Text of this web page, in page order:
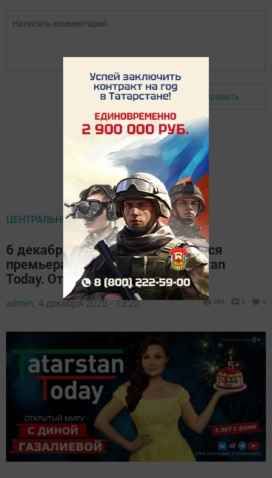
Авторизоваться Отправить
ЦЕНТРАЛЬНЫЕ НОВОСТИ
6 декабря в Татарстане состоится
премьера нового сезона «Tatarstan
Today. Открытый миру»
admin, 4 декабря 2025 - 13:20 486 0 0